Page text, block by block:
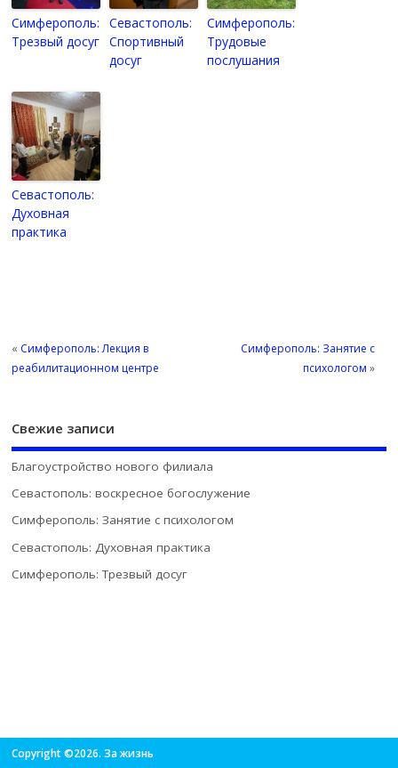
Симферополь:
Трезвый досуг
Севастополь:
Спортивный
досуг
Симферополь:
Трудовые
послушания
Севастополь:
Духовная
практика
« Симферополь: Лекция в
реабилитационном центре
Симферополь: Занятие с
психологом »
Свежие записи
Благоустройство нового филиала
Севастополь: воскресное богослужение
Симферополь: Занятие с психологом
Севастополь: Духовная практика
Симферополь: Трезвый досуг
Copyright ©2026. За жизнь